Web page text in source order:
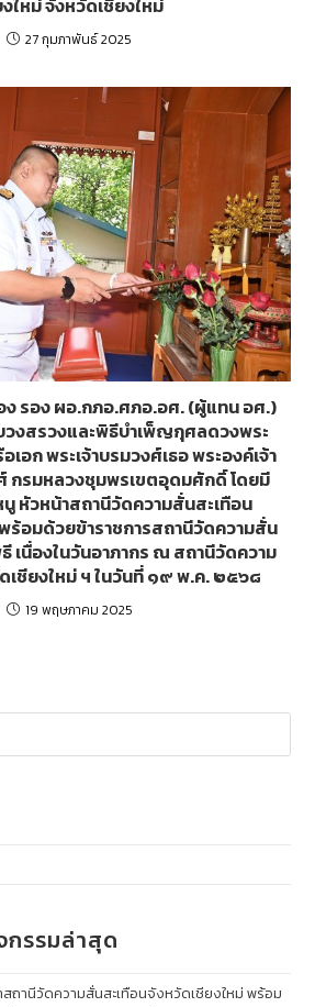
27 กุมภาพันธ์ 2025
ง รอง ผอ.กภอ.ศภอ.อศ. (ผู้แทน อศ.)
วงสรวงและพิธีบำเพ็ญกุศลดวงพระ
ก พระเจ้าบรมวงศ์เธอ พระองค์เจ้า
กรมหลวงชุมพรเขตอุดมศักดิ์ โดยมี
หัวหน้าสถานีวัดความสั่นสะเทือน
ร้อมด้วยข้าราชการสถานีวัดความสั่น
เนื่องในวันอาภากร ณ สถานีวัดความ
เชียงใหม่ ฯ ในวันที่ ๑๙ พ.ค. ๒๕๖๘
19 พฤษภาคม 2025
กรรมล่าสุด
ถานีวัดความสั่นสะเทือนจังหวัดเชียงใหม่ พร้อม